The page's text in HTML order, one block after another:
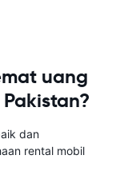
uang
dan
rental mobil